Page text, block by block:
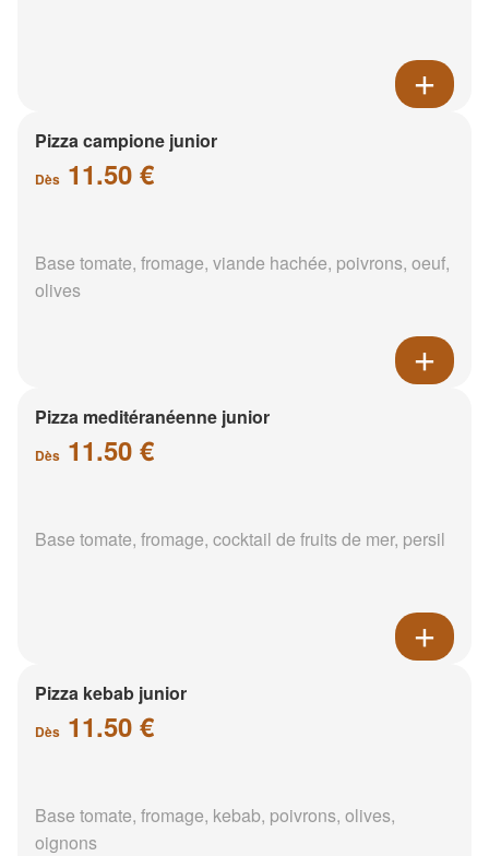
Pizza campione junior
Dès 11.50 €
Base tomate, fromage, viande hachée, poivrons, oeuf,
olives
Pizza meditéranéenne junior
Dès 11.50 €
Base tomate, fromage, cocktail de fruits de mer, persil
Pizza kebab junior
Dès 11.50 €
Base tomate, fromage, kebab, poivrons, olives,
oignons